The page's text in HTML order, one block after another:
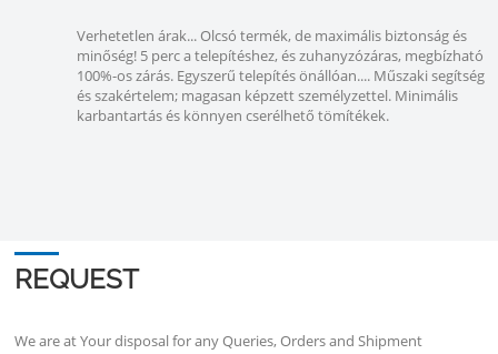
Verhetetlen árak... Olcsó termék, de maximális biztonság és
minőség! 5 perc a telepítéshez, és zuhanyzózáras, megbízható
100%-os zárás. Egyszerű telepítés önállóan.... Műszaki segítség
és szakértelem; magasan képzett személyzettel. Minimális
karbantartás és könnyen cserélhető tömítékek.
REQUEST
We are at Your disposal for any Queries, Orders and Shipment